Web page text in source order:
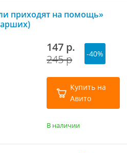
приходят на помощь»
147 р.
245 р
-40%
Купить на
Авито
В наличии